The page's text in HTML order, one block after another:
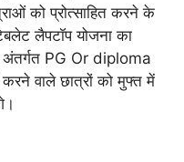
को प्रोत्साहित करने के
लैपटॉप योजना का
अंतर्गत PG Or diploma
वाले छात्रों को मुफ्त में